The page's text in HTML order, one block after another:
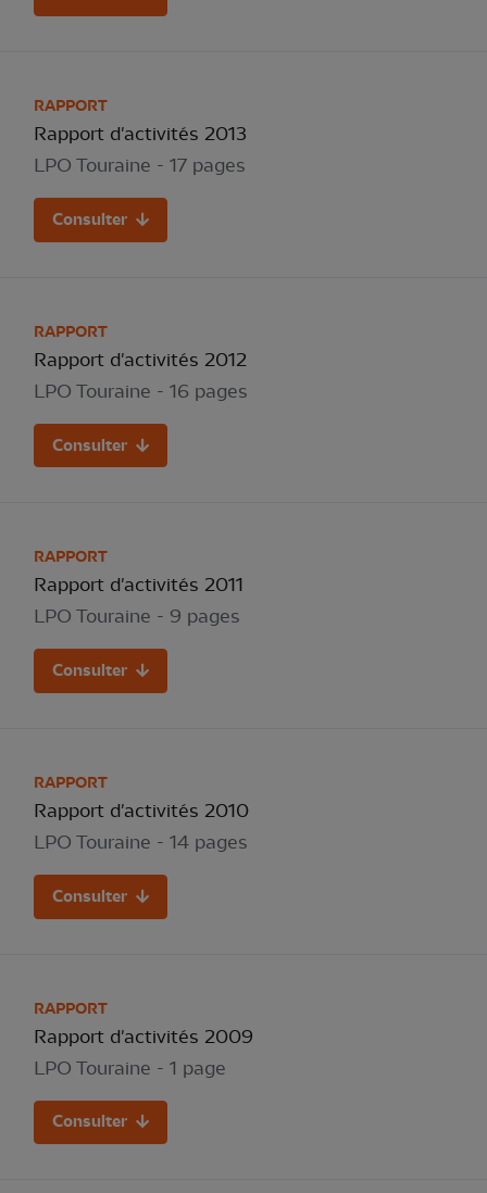
RAPPORT
Rapport d'activités 2013
LPO Touraine - 17 pages
Consulter
RAPPORT
Rapport d'activités 2012
LPO Touraine - 16 pages
Consulter
RAPPORT
Rapport d'activités 2011
LPO Touraine - 9 pages
Consulter
RAPPORT
Rapport d'activités 2010
LPO Touraine - 14 pages
Consulter
RAPPORT
Rapport d'activités 2009
LPO Touraine - 1 page
Consulter